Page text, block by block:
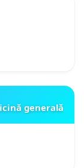
generală